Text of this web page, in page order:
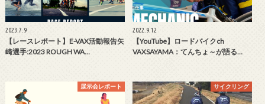
2023.7.9
【レースレポート】E-VAX活動報告矢
崎選手:2023 ROUGH WA…
2022.9.12
【YouTube】ロードバイクch
VAXSAYAMA：てんちょ～が語る…
展示会レポート サイクリング